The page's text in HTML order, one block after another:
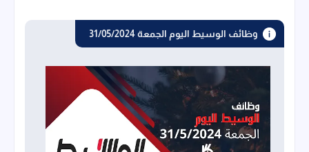
وظائف الوسيط اليوم الجمعة 31/05/2024